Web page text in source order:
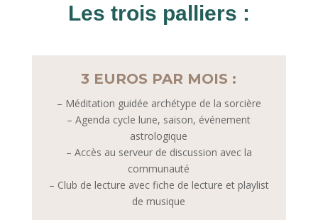
Les trois palliers :
3 EUROS PAR MOIS :
– Méditation guidée archétype de la sorcière
– Agenda cycle lune, saison, événement
astrologique
– Accès au serveur de discussion avec la
communauté
– Club de lecture avec fiche de lecture et playlist
de musique